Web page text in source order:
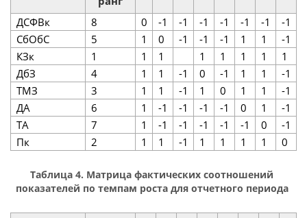
ДСФВк 8 0 -1 -1 -1 -1 -1 -1
-1
СбОбС
5 1 0 -1 -1 -1 1 1
-1
КЗк
1 1 1 1 1 1 1
1
ДбЗ
4 1 1 -1 0 -1 1 1
-1
ТМЗ
3 1 1 -1 1 0 1 1
-1
ДА
6 1 -1 -1 -1 -1 0 1
-1
ТА
7 1 -1 -1 -1 -1 -1 0
-1
Пк
2 1 1 -1 1 1 1 1 0
Таблица 4. Матрица фактических соотношений
показателей по темпам роста для отчетного периода